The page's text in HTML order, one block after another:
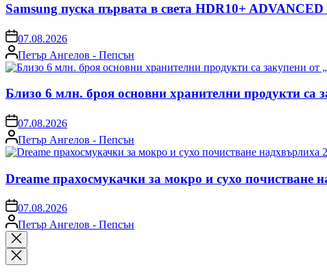
Samsung пуска първата в света HDR10+
on07.08.2026
Posted
by
Петър Ангелов - Пепсън
Близо 6 млн. броя основни хранителни продукти
on07.08.2026
Posted
by
Петър Ангелов - Пепсън
Dreame прахосмукачки за мокро и сухо почистване
on07.08.2026
Posted
by
Петър Ангелов - Пепсън
Close
search